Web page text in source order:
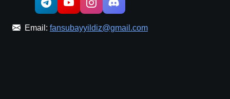
Email: fansubayyildiz@gmail.com